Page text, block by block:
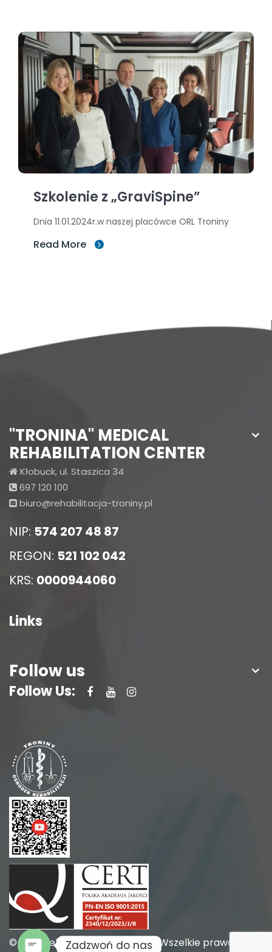
Szkolenie z „GraviSpine”
Dnia 11.01.2024r.w naszej placówce ORL Troniny
Read More
"TRONINA" MEDICAL
REHABILITATION CENTER
Kłobuck, ul. Staszica 34
697 120 100
biuro@rehabilitacja-troniny.pl
NIP: 574 207 48 87
REGON: 521 102 042
KRS: 0000944060
Links
Follow us
Follow Us:
© 2026 rehabilitacja-troniny.pl. Wszelkie prawa
Zadzwoń do nas